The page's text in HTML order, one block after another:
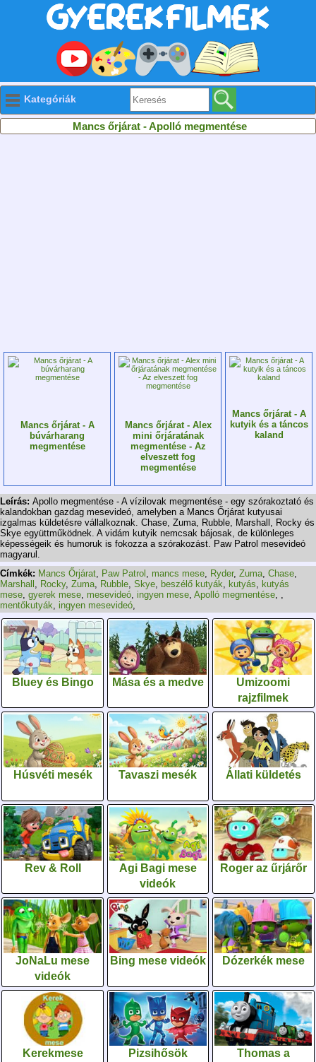
Kategóriák
Mancs őrjárat - Apolló megmentése
Mancs őrjárat - A
búvárharang
megmentése
Mancs őrjárat - Alex
mini őrjáratának
megmentése - Az
elveszett fog
megmentése
Mancs őrjárat - A
kutyik és a táncos
kaland
Leírás: Apollo megmentése - A vízilovak megmentése - egy szórakoztató és
kalandokban gazdag mesevideó, amelyben a Mancs Őrjárat kutyusai
izgalmas küldetésre vállalkoznak. Chase, Zuma, Rubble, Marshall, Rocky és
Skye együttműködnek. A vidám kutyik nemcsak bájosak, de különleges
képességeik és humoruk is fokozza a szórakozást. Paw Patrol mesevideó
magyarul.
Címkék: Mancs Őrjárat, Paw Patrol , mancs mese, Ryder, Zuma, Chase,
Marshall , Rocky, Zuma, Rubble, Skye, beszélő kutyák, kutyás, kutyás
mese, gyerek mese, mesevideó, ingyen mese, Apolló megmentése, ,
mentőkutyák, ingyen mesevideó,
Bluey és Bingo Mása és a medve
Umizoomi
rajzfilmek
Húsvéti mesék Tavaszi mesék Állati küldetés
Rev & Roll
Agi Bagi mese
videók
Roger az űrjárőr
JoNaLu mese
videók
Bing mese videók Dózerkék mese
Kerekmese Pizsihősök
Thomas a